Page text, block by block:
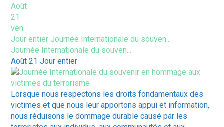
Août
21
ven
Jour entierJournée Internationale du souven...
Journée Internationale du souven...
Août 21Jour entier
Lorsque nous respectons les droits fondamentaux des
victimes et que nous leur apportons appui et information,
nous réduisons le dommage durable causé par les